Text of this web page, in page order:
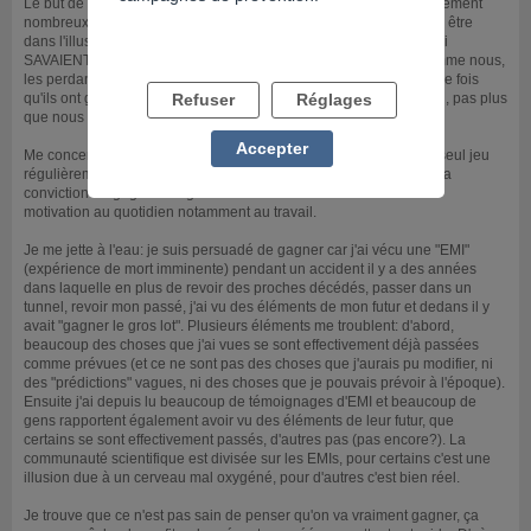
Le but de la question est d'aider à se rendre compte qu'on est sûrement
nombreux à être persuadés qu'on va gagner et donc, nombreux à être
dans l'illusion! En effet dans les médias on parle des gagnants qui
SAVAIENT qu'ils allaient gagner, mais au fond ne sont-ils pas comme nous,
les perdants, à simplement S'IMAGINER qu'ils vont gagner? Et une fois
qu'ils ont gagné, c'est trop facile de dire qu'ils "savaient". Ben, non, pas plus
que nous en fait.
Me concernant je n'ai pas de gros souci avec le jeu, je joue à un seul jeu
régulièrement mais de petites sommes, mon seul souci est que ma
conviction de gagner me gâche certains moments et diminue ma
motivation au quotidien notamment au travail.
Je me jette à l'eau: je suis persuadé de gagner car j'ai vécu une "EMI"
(expérience de mort imminente) pendant un accident il y a des années
dans laquelle en plus de revoir des proches décédés, passer dans un
tunnel, revoir mon passé, j'ai vu des éléments de mon futur et dedans il y
avait "gagner le gros lot". Plusieurs éléments me troublent: d'abord,
beaucoup des choses que j'ai vues se sont effectivement déjà passées
comme prévues (et ce ne sont pas des choses que j'aurais pu modifier, ni
des "prédictions" vagues, ni des choses que je pouvais prévoir à l'époque).
Ensuite j'ai depuis lu beaucoup de témoignages d'EMI et beaucoup de
gens rapportent également avoir vu des éléments de leur futur, que
certains se sont effectivement passés, d'autres pas (pas encore?). La
communauté scientifique est divisée sur les EMIs, pour certains c'est une
illusion due à un cerveau mal oxygéné, pour d'autres c'est bien réel.
Je trouve que ce n'est pas sain de penser qu'on va vraiment gagner, ça
Refuser Réglages
Accepter